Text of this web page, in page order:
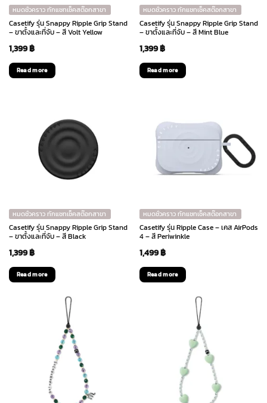
หมดชั่วคราว ทักแชทเช็คสต๊อกสาขา
Casetify รุ่น Snappy Ripple Grip Stand
– ขาตั้งและที่จับ – สี Volt Yellow
1,399฿
Read more
หมดชั่วคราว ทักแชทเช็คสต๊อกสาขา
Casetify รุ่น Snappy Ripple Grip Stand
– ขาตั้งและที่จับ – สี Mint Blue
1,399฿
Read more
หมดชั่วคราว ทักแชทเช็คสต๊อกสาขา
Casetify รุ่น Snappy Ripple Grip Stand
– ขาตั้งและที่จับ – สี Black
1,399฿
Read more
หมดชั่วคราว ทักแชทเช็คสต๊อกสาขา
Casetify รุ่น Ripple Case – เคส AirPods
4 – สี Periwinkle
1,499฿
Read more